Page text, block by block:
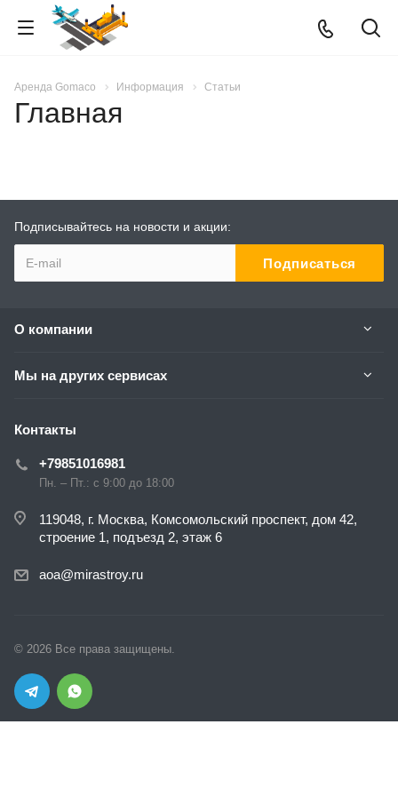
Аренда Gomaco Информация Статьи
Главная
Подписывайтесь на новости и акции:
О компании
Мы на других сервисах
Контакты
+79851016981
Пн. – Пт.: с 9:00 до 18:00
119048, г. Москва, Комсомольский проспект, дом 42,
строение 1, подъезд 2, этаж 6
aoa@mirastroy.ru
© 2026 Все права защищены.